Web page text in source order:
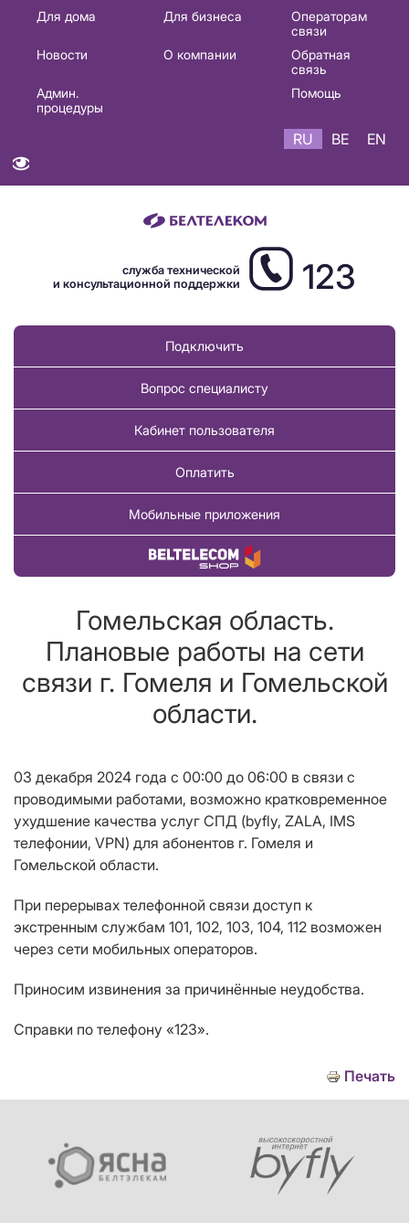
Основная
навигация
Для дома Для бизнеса
Операторам
связи
Новости
О компании
Обратная
связь
Админ.
процедуры
Помощь
RU BE EN
служба технической
и консультационной поддержки
123
Подключить
Вопрос специалисту
Кабинет пользователя
Оплатить
Мобильные приложения
Купить товар
Гомельская область.
Плановые работы на сети
связи г. Гомеля и Гомельской
области.
03 декабря 2024 года с 00:00 до 06:00 в связи с
проводимыми работами, возможно кратковременное
ухудшение качества услуг СПД (byfly, ZALA, IMS
телефонии, VPN) для абонентов г. Гомеля и
Гомельской области.
При перерывах телефонной связи доступ к
экстренным службам 101, 102, 103, 104, 112 возможен
через сети мобильных операторов.
Приносим извинения за причинённые неудобства.
Справки по телефону «123».
Печать